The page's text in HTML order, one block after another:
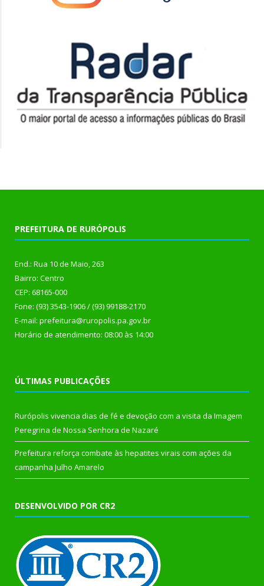
PREFEITURA DE RURÓPOLIS
End.: Rua 10 de Maio, 263
Bairro: Centro
CEP: 68165-000
Fone: (93) 3543-1906 / (93) 99188-2170
E-mail: prefeitura@ruropolis.pa.gov.br
Horário de atendimento: 08:00 às 14:00
ÚLTIMAS PUBLICAÇÕES
Rurópolis vivencia dias de fé e devoção com a visita da Imagem
Peregrina de Nossa Senhora de Nazaré
Prefeitura reforça combate às hepatites virais com ações da
campanha Julho Amarelo
DESENVOLVIDO POR CR2